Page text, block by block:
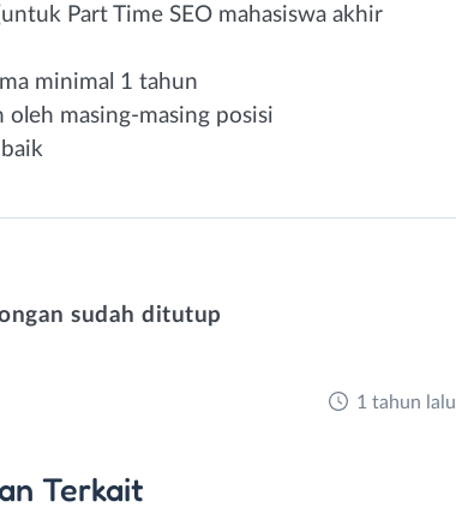
Part Time SEO mahasiswa akhir
minimal 1 tahun
masing-masing posisi
sudah ditutup
1 tahun lalu
Terkait